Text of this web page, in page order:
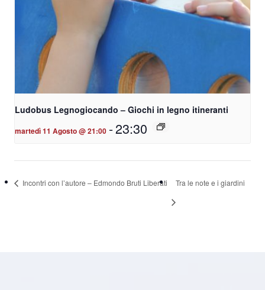
Ludobus Legnogiocando – Giochi in legno itineranti
martedì 11 Agosto @ 21:00 -23:30
Incontri con l’autore – Edmondo Bruti Liberati Tra le note e i giardini